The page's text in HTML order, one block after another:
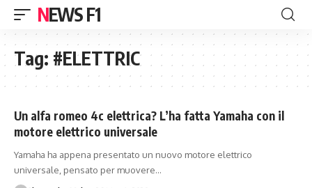
NEWS F1
Tag: #ELETTRIC
Un alfa romeo 4c elettrica? L’ha fatta Yamaha con il
motore elettrico universale
Yamaha ha appena presentato un nuovo motore elettrico
universale, pensato per muovere…